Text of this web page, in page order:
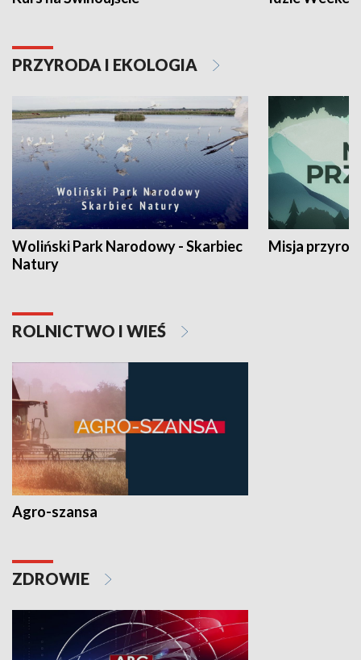
PRZYRODA I EKOLOGIA
Woliński Park Narodowy - Skarbiec
Natury
Misja
ROLNICTWO I WIEŚ
Agro-szansa
ZDROWIE